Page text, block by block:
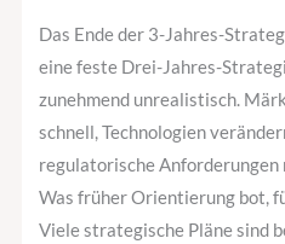
Das Ende der 3-Jahres-
eine feste Drei-Jahres-
zunehmend unrealistisch.
schnell, Technologien
regulatorische Anforderungen
Was früher Orientierung bot,
Viele strategische Pläne sind
ist?